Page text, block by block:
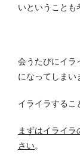
いということも
会うたびにイラ
になってしまい
イライラするこ
まずはイライ
さい。